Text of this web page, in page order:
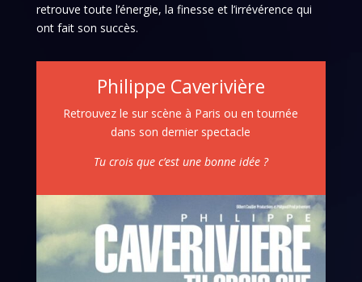
retrouve toute l’énergie, la finesse et l’irrévérence qui
ont fait son succès.
Philippe Caverivière
Retrouvez le sur scène à Paris ou en tournée
dans son dernier spectacle
Tu crois que c’est une bonne idée ?